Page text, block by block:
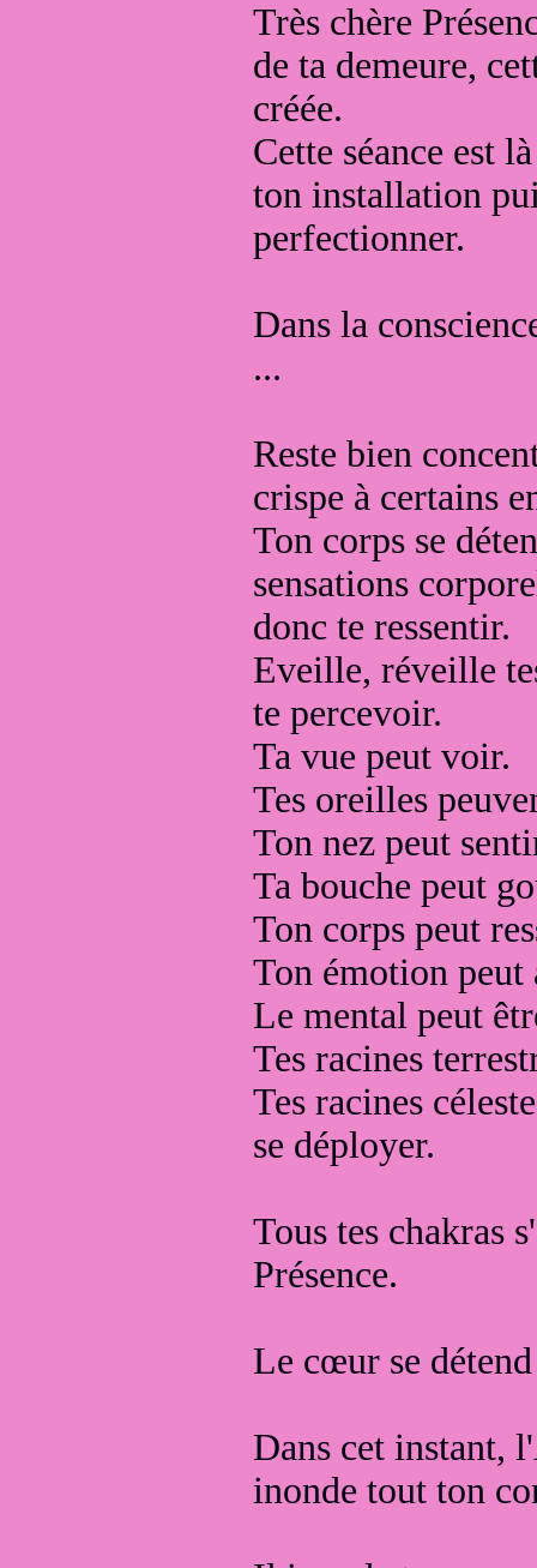
Très chère
de ta demeure,
créée.
Cette séance est
ton installation
perfectionner.
Dans la
...
Reste bien
crispe à certains
Ton corps se
sensations
donc te ressentir.
Eveille, réveille
te percevoir.
Ta vue peut voir.
Tes oreilles
Ton nez peut
Ta bouche peut
Ton corps peut
Ton émotion peut
Le mental peut
Tes racines
Tes racines
se déployer.
Tous tes chakras
Présence.
Le cœur se
Dans cet instant,
inonde tout ton